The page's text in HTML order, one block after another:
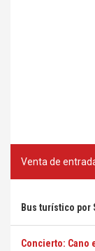
Venta de
Bus turístico por
Concierto: Cano